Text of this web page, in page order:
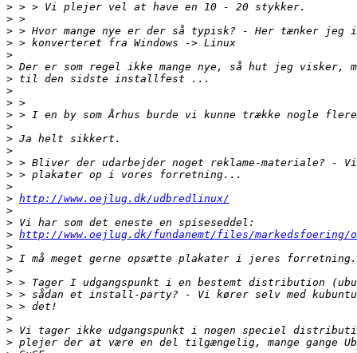
>
>
>
>
>
>
>
>
>
>
>
>
>
>
>
>
> http://www.oejlug.dk/udbredlinux/
>
>
> http://www.oejlug.dk/fundanemt/files/markedsfoering/
>
>
>
>
>
>
>
>
>